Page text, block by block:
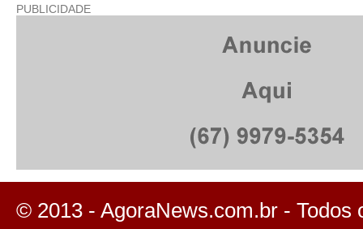
PUBLICIDADE
© 2013 - AgoraNews.com.br - Todos